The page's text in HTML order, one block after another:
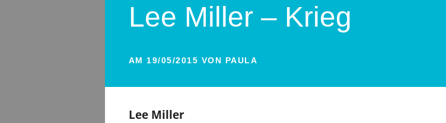
Lee Miller – Krieg
AM 19/05/2015 VON PAULA
Lee Miller